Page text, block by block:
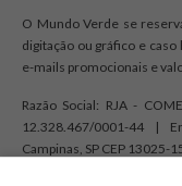
ENVIAR
O Mundo Verde se
digitação ou gráfico e
e-mails promocionais e
Razão Social: RJA -
12.328.467/0001-44 |
Campinas, SP CEP 13025-